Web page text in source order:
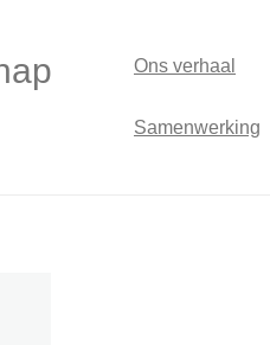
Ons verhaal
Samenwerking